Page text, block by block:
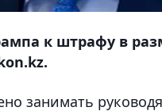
к штрафу в
занимать